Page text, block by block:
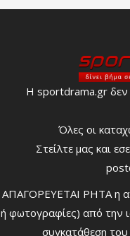
Η sportdrama.gr δεν
Όλες οι
Στείλτε μας και
ΑΠΑΓΟΡΕΥΕΤΑΙ ΡΗΤΑ η
ή φωτογραφίες) από την
συγκατάθεση του